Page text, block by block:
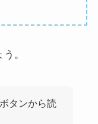
。
タンから読